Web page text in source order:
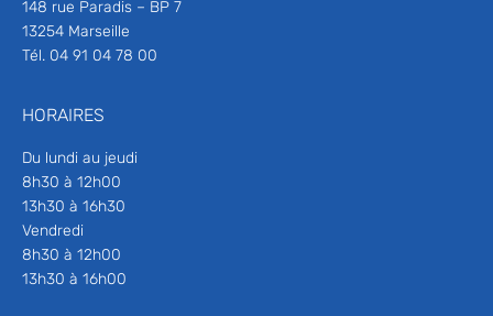
148 rue Paradis – BP 7
13254 Marseille
Tél. 04 91 04 78 00
HORAIRES
Du lundi au jeudi
8h30 à 12h00
13h30 à 16h30
Vendredi
8h30 à 12h00
13h30 à 16h00